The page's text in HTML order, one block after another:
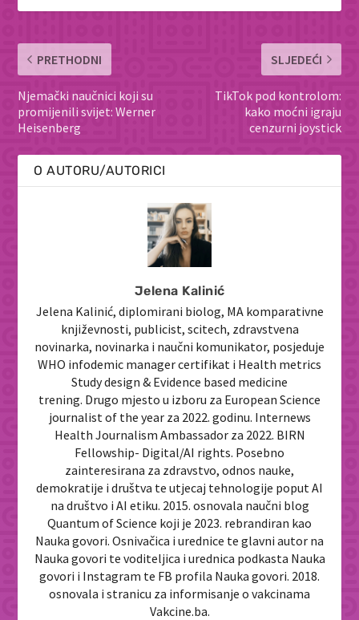
PRETHODNI
Njemački naučnici koji su
promijenili svijet: Werner
Heisenberg
SLJEDEĆI
TikTok pod kontrolom:
kako moćni igraju
cenzurni joystick
O AUTORU/AUTORICI
Jelena Kalinić
Jelena Kalinić, diplomirani biolog, MA komparativne
književnosti, publicist, scitech, zdravstvena
novinarka, novinarka i naučni komunikator, posjeduje
WHO infodemic manager certifikat i Health metrics
Study design & Evidence based medicine
trening. Drugo mjesto u izboru za European Science
journalist of the year za 2022. godinu. Internews
Health Journalism Ambassador za 2022. BIRN
Fellowship- Digital/AI rights. Posebno
zainteresirana za zdravstvo, odnos nauke,
demokratije i društva te utjecaj tehnologije poput AI
na društvo i AI etiku. 2015. osnovala naučni blog
Quantum of Science koji je 2023. rebrandiran kao
Nauka govori. Osnivačica i urednice te glavni autor na
Nauka govori te voditeljica i urednica podkasta Nauka
govori i Instagram te FB profila Nauka govori. 2018.
osnovala i stranicu za informisanje o vakcinama
Vakcine.ba.